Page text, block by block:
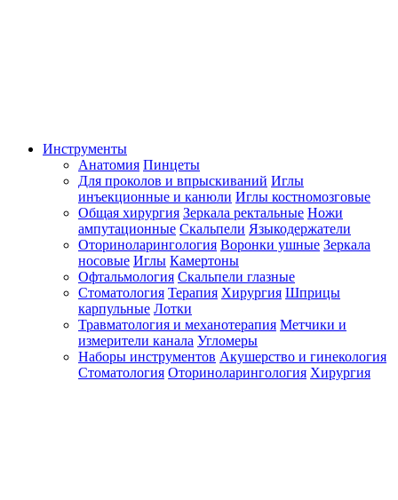
Инструменты
Анатомия Пинцеты
Для проколов и впрыскиваний Иглы
инъекционные и канюли Иглы костномозговые
Общая хирургия Зеркала ректальные Ножи
ампутационные Скальпели Языкодержатели
Оториноларингология Воронки ушные Зеркала
носовые Иглы Камертоны
Офтальмология Скальпели глазные
Стоматология Терапия Хирургия Шприцы
карпульные Лотки
Травматология и механотерапия Метчики и
измерители канала Угломеры
Наборы инструментов Акушерство и гинекология
Стоматология Оториноларингология Хирургия